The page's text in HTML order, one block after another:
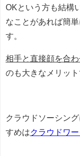
OKという方も結構
なことがあれば簡
す。
相手と直接顔を合
のも大きなメリット
クラウドソーシン
すめはクラウドワー